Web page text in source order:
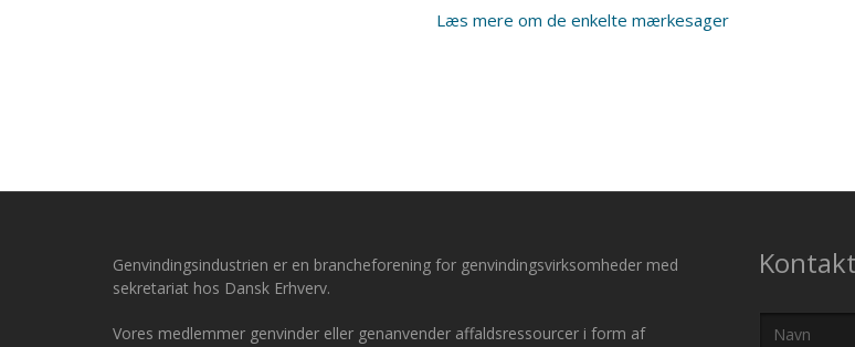
Læs mere om de enkelte mærkesager
Genvindingsindustrien er en brancheforening for genvindingsvirksomheder med
sekretariat hos Dansk Erhverv.
Vores medlemmer genvinder eller genanvender affaldsressourcer i form af